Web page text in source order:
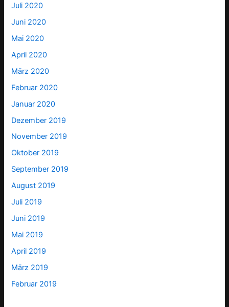
Juli 2020
Juni 2020
Mai 2020
April 2020
März 2020
Februar 2020
Januar 2020
Dezember 2019
November 2019
Oktober 2019
September 2019
August 2019
Juli 2019
Juni 2019
Mai 2019
April 2019
März 2019
Februar 2019